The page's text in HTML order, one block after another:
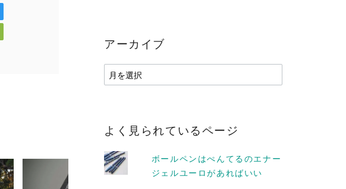
アーカイブ
ア
ー
ブ
よく見られているページ
ボールペンはぺんてるのエナー
ジェルユーロがあればいい